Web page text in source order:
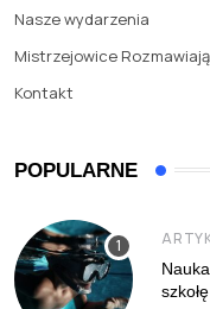
Nasze wydarzenia
Mistrzejowice Rozmawiają
Kontakt
POPULARNE